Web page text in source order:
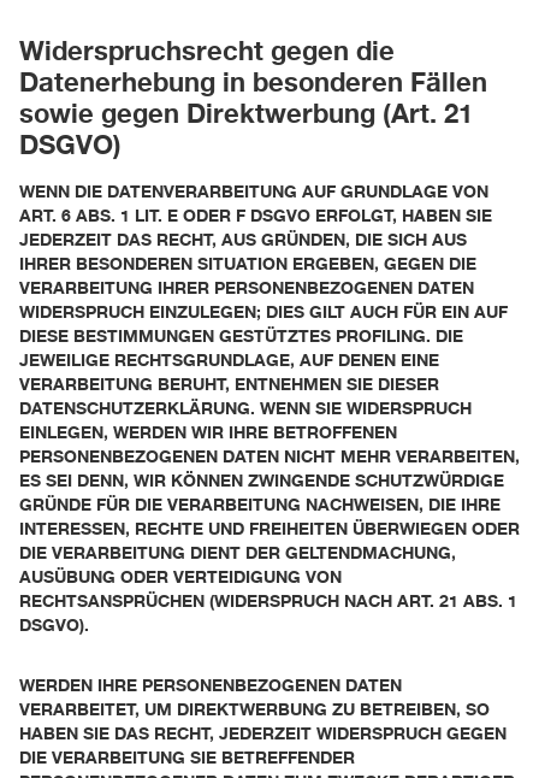
Widerspruchsrecht gegen die
Datenerhebung in besonderen Fällen
sowie gegen Direktwerbung (Art. 21
DSGVO)
WENN DIE DATENVERARBEITUNG AUF GRUNDLAGE VON
ART. 6 ABS. 1 LIT. E ODER F DSGVO ERFOLGT, HABEN SIE
JEDERZEIT DAS RECHT, AUS GRÜNDEN, DIE SICH AUS
IHRER BESONDEREN SITUATION ERGEBEN, GEGEN DIE
VERARBEITUNG IHRER PERSONENBEZOGENEN DATEN
WIDERSPRUCH EINZULEGEN; DIES GILT AUCH FÜR EIN AUF
DIESE BESTIMMUNGEN GESTÜTZTES PROFILING. DIE
JEWEILIGE RECHTSGRUNDLAGE, AUF DENEN EINE
VERARBEITUNG BERUHT, ENTNEHMEN SIE DIESER
DATENSCHUTZERKLÄRUNG. WENN SIE WIDERSPRUCH
EINLEGEN, WERDEN WIR IHRE BETROFFENEN
PERSONENBEZOGENEN DATEN NICHT MEHR VERARBEITEN,
ES SEI DENN, WIR KÖNNEN ZWINGENDE SCHUTZWÜRDIGE
GRÜNDE FÜR DIE VERARBEITUNG NACHWEISEN, DIE IHRE
INTERESSEN, RECHTE UND FREIHEITEN ÜBERWIEGEN ODER
DIE VERARBEITUNG DIENT DER GELTENDMACHUNG,
AUSÜBUNG ODER VERTEIDIGUNG VON
RECHTSANSPRÜCHEN (WIDERSPRUCH NACH ART. 21 ABS. 1
DSGVO).
WERDEN IHRE PERSONENBEZOGENEN DATEN
VERARBEITET, UM DIREKTWERBUNG ZU BETREIBEN, SO
HABEN SIE DAS RECHT, JEDERZEIT WIDERSPRUCH GEGEN
DIE VERARBEITUNG SIE BETREFFENDER